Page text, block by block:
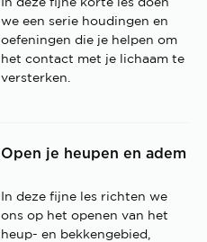
In deze fijne korte les doen
we een serie houdingen en
oefeningen die je helpen om
het contact met je lichaam te
versterken.
Open je heupen en adem
In deze fijne les richten we
ons op het openen van het
heup- en bekkengebied,